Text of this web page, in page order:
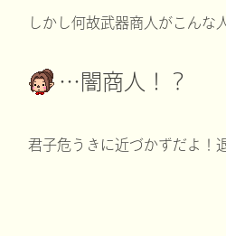
しかし何故武器商人がこんな
…闇商人！？
君子危うきに近づかずだよ！